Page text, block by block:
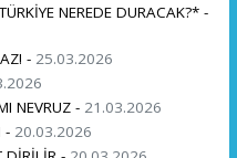
NEREDE DURACAK?* -
- 25.03.2026
NEVRUZ - 21.03.2026
- 20.03.2026